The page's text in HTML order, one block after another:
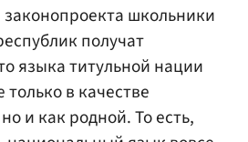
школьники
получат
языка титульной нации
только в качестве
и как родной. То есть,